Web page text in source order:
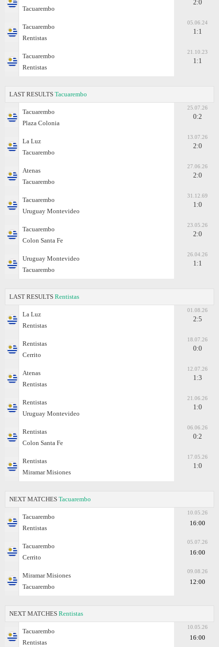
Tacuarembo
2:0
Tacuarembo
Rentistas
05.06.24
1:1
Tacuarembo
Rentistas
21.10.23
1:1
LAST RESULTS Tacuarembo
Tacuarembo
Plaza Colonia
25.07.26
0:2
La Luz
Tacuarembo
13.07.26
2:0
Atenas
Tacuarembo
27.06.26
2:0
Tacuarembo
Uruguay Montevideo
31.12.69
1:0
Tacuarembo
Colon Santa Fe
23.05.26
2:0
Uruguay Montevideo
Tacuarembo
26.04.26
1:1
LAST RESULTS Rentistas
La Luz
Rentistas
01.08.26
2:5
Rentistas
Cerrito
18.07.26
0:0
Atenas
Rentistas
12.07.26
1:3
Rentistas
Uruguay Montevideo
21.06.26
1:0
Rentistas
Colon Santa Fe
06.06.26
0:2
Rentistas
Miramar Misiones
17.05.26
1:0
NEXT MATCHES Tacuarembo
Tacuarembo
Rentistas
10.05.26
16:00
Tacuarembo
Cerrito
05.07.26
16:00
Miramar Misiones
Tacuarembo
09.08.26
12:00
NEXT MATCHES Rentistas
Tacuarembo
Rentistas
10.05.26
16:00